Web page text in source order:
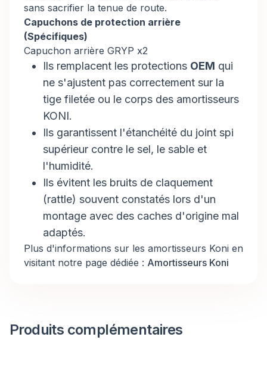
sans sacrifier la tenue de route.
Capuchons de protection arrière
(Spécifiques)
Capuchon arrière GRYP x2
Ils remplacent les protections OEM qui
ne s'ajustent pas correctement sur la
tige filetée ou le corps des amortisseurs
KONI.
Ils garantissent l'étanchéité du joint spi
supérieur contre le sel, le sable et
l'humidité.
Ils évitent les bruits de claquement
(rattle) souvent constatés lors d'un
montage avec des caches d'origine mal
adaptés.
Plus d'informations sur les amortisseurs Koni en
visitant notre page dédiée : Amortisseurs Koni
Produits complémentaires